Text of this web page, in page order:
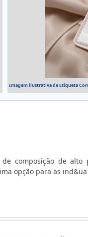
Imagem ilustrativa de Etiqueta
composição de
opção para as ind&ua